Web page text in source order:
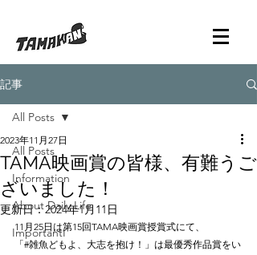
記事
All Posts
Information
About Daily Life
ImportantI
All Posts
TAMA映画賞の皆様、有難うご
ざいました！
2023年11月27日
更新日：2024年1月11日
11月25日は第15回TAMA映画賞授賞式にて、
「#雑魚どもよ、大志を抱け！」は最優秀作品賞をい